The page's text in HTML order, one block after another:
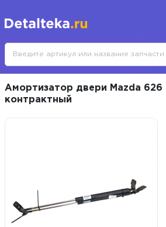
Амортизатор двери Mazda
контрактный